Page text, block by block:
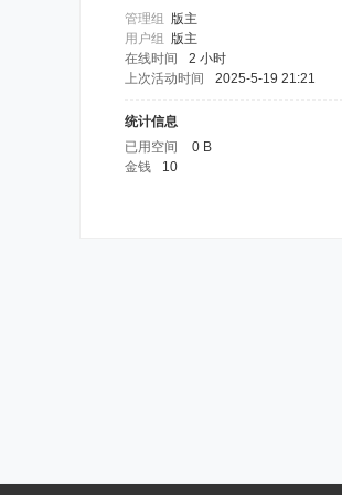
管理组 版主
用户组 版主
在线时间
2 小时
上次活动时间
2025-5-19 21:21
统计信息
已用空间
0 B
金钱
10